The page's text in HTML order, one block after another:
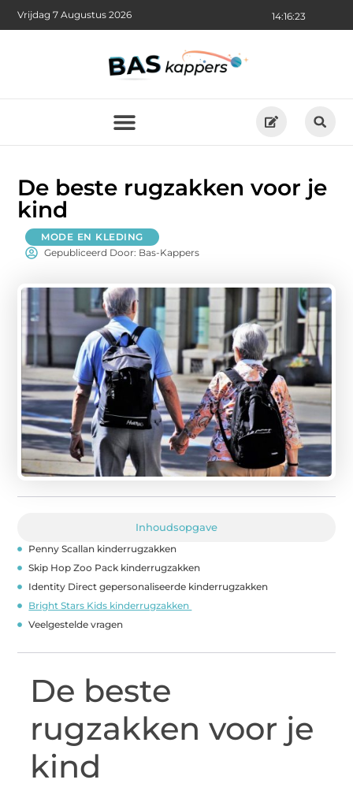
14:16:24
Vrijdag 7 Augustus 2026
De beste rugzakken voor je
kind
MODE EN KLEDING
Gepubliceerd Door: Bas-Kappers
Inhoudsopgave
Penny Scallan kinderrugzakken
Skip Hop Zoo Pack kinderrugzakken
Identity Direct gepersonaliseerde kinderrugzakken
Bright Stars Kids kinderrugzakken
Veelgestelde vragen
De beste
rugzakken voor je
kind